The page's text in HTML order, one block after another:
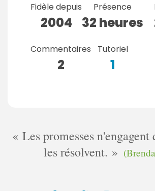
Fidèle depuis
2004
Présence
32 heures
Commentaires
2
Tutoriel
1
Les promesses
les résolvent.